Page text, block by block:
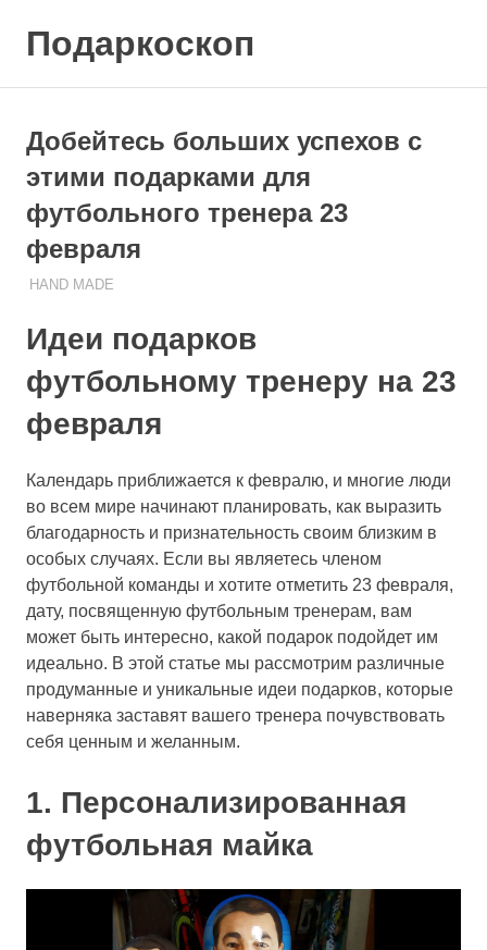
Подаркоскоп
подарить
Добейтесь больших успехов с
этими подарками для
футбольного тренера 23
февраля
13.10.2023
ПОДАРЧЕК
HAND MADE
Идеи подарков
футбольному тренеру на 23
февраля
Календарь приближается к февралю, и многие люди
во всем мире начинают планировать, как выразить
благодарность и признательность своим близким в
особых случаях. Если вы являетесь членом
футбольной команды и хотите отметить 23 февраля,
дату, посвященную футбольным тренерам, вам
может быть интересно, какой подарок подойдет им
идеально. В этой статье мы рассмотрим различные
продуманные и уникальные идеи подарков, которые
наверняка заставят вашего тренера почувствовать
себя ценным и желанным.
1. Персонализированная
футбольная майка